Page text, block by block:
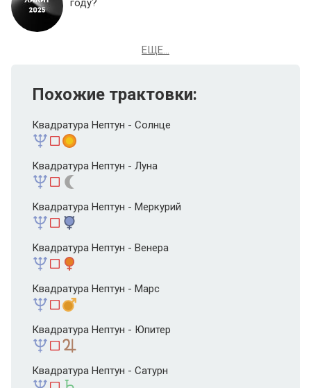
ЕЩЕ...
Похожие трактовки:
Квадратура Нептун - Солнце
Квадратура Нептун - Луна
Квадратура Нептун - Меркурий
Квадратура Нептун - Венера
Квадратура Нептун - Марс
Квадратура Нептун - Юпитер
Квадратура Нептун - Сатурн